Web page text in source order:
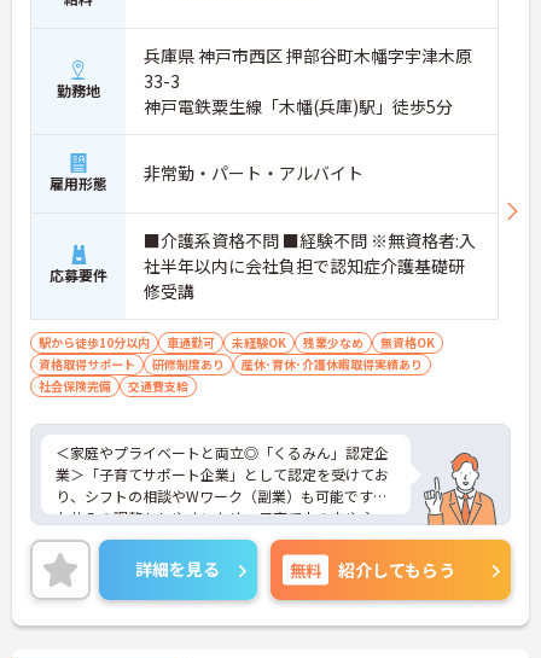
勤務地
兵庫県 神戸市西区 押部谷町木幡字宇津木原
33-3
神戸電鉄粟生線「木幡(兵庫)駅」徒歩5分
雇用形態 非常勤・パート・アルバイト
応募要件
■介護系資格不問 ■経験不問 ※無資格者:入
社半年以内に会社負担で認知症介護基礎研
修受講
駅から徒歩10分以内 車通勤可 未経験OK 残業少なめ
無資格OK
資格取得サポート
研修制度あり
産休･育休･介護休暇取得実績あり
社会保険完備
交通費支給
＜家庭やプライベートと両立◎「くるみん」認定企
業＞「子育てサポート企業」として認定を受けてお
り、シフトの相談やWワーク（副業）も可能です。
お休みの調整もしやすいため、子育て中の方や主
婦・主夫の方も無理なく活躍しています。夜勤がな
く、日勤中心のデイサービスなので生活リズムも整
えやすく、プライベートな時間もしっかり確保でき
る働きやすい職場です。
＜ありがとう」が嬉しい！工夫とアイデアが活きる
詳細を見る 無料 紹介してもらう